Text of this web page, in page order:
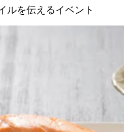
ルを伝えるイベント